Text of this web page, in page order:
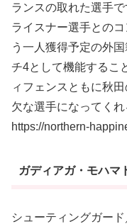
ランスの取れた選手で
ライスナー選手との
う一人獲得予定の外
チ4として機能するこ
ィフェンスともに秋
欠な選手になってくれ
https://northern-
ガディアガ・モハマ
シューティングガー